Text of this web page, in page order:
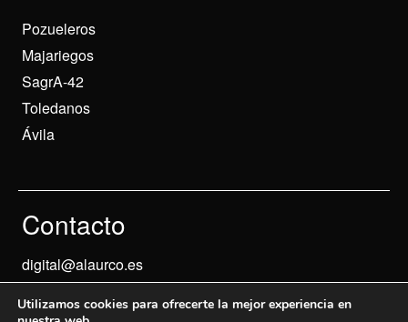
Pozueleros
Majariegos
SagrA-42
Toledanos
Ávila
Contacto
digital@alaurco.es
Utilizamos cookies para ofrecerte la mejor experiencia en